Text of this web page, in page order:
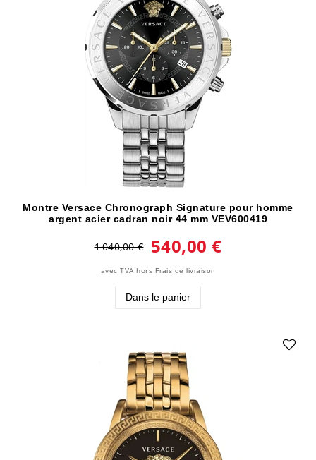
Montre Versace Chronograph Signature pour homme
argent acier cadran noir 44 mm VEV600419
1 040,00 € 540,00 €
avec TVA hors Frais de livraison
Dans le panier